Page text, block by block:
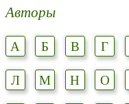
Авторы
А Б В Г
Л
М Н О